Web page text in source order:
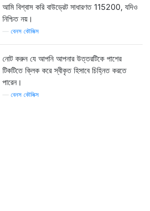
আমি বিশ্বাস করি বাউড্রেট সাধারণত 115200, যদিও
নিশ্চিত নয়।
বেনস কৌলিক্স
নোট করুন যে আপনি আপনার উত্তরটিকে পাশের
টিকটিতে ক্লিক করে স্বীকৃত হিসাবে চিহ্নিত করতে
পারেন।
বেনস কৌলিক্স